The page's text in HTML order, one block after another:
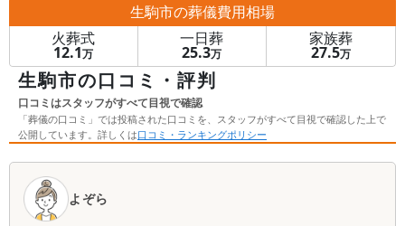
生駒市の葬儀費用相場
火葬式
12.1万
一日葬
25.3万
家族葬
27.5万
生駒市の口コミ・評判
口コミはスタッフがすべて目視で確認
「葬儀の口コミ」では投稿された口コミを、スタッフがすべて目視で確認した上で
公開しています。詳しくは口コミ・ランキングポリシー
口
よぞら